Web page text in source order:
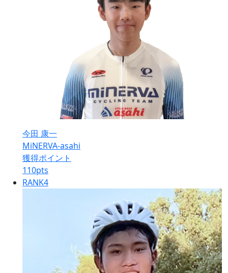
今田 康一
MiNERVA-asahi
獲得ポイント
110pts
RANK4